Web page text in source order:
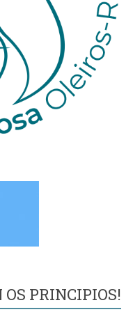
PRINCIPIOS!